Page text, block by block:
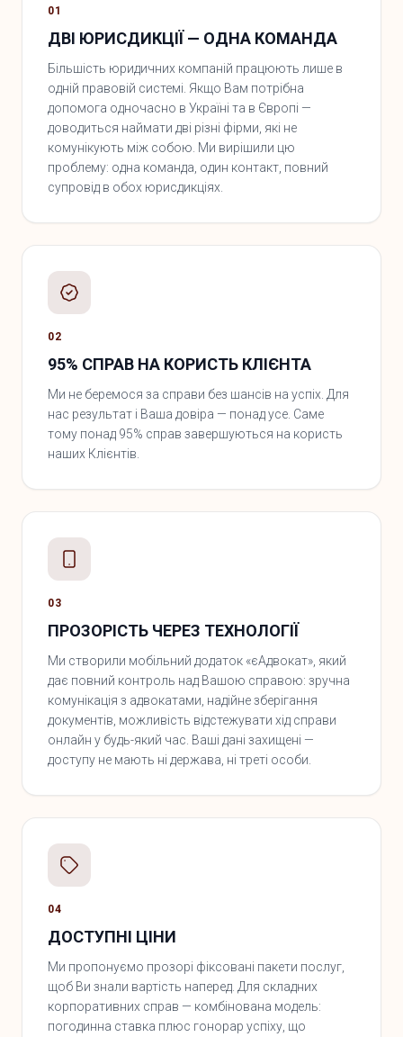
01
ДВІ ЮРИСДИКЦІЇ — ОДНА КОМАНДА
Більшість юридичних компаній працюють лише в
одній правовій системі. Якщо Вам потрібна
допомога одночасно в Україні та в Європі —
доводиться наймати дві різні фірми, які не
комунікують між собою. Ми вирішили цю
проблему: одна команда, один контакт, повний
супровід в обох юрисдикціях.
02
95% СПРАВ НА КОРИСТЬ КЛІЄНТА
Ми не беремося за справи без шансів на успіх. Для
нас результат і Ваша довіра — понад усе. Саме
тому понад 95% справ завершуються на користь
наших Клієнтів.
03
ПРОЗОРІСТЬ ЧЕРЕЗ ТЕХНОЛОГІЇ
Ми створили мобільний додаток «єАдвокат», який
дає повний контроль над Вашою справою: зручна
комунікація з адвокатами, надійне зберігання
документів, можливість відстежувати хід справи
онлайн у будь-який час. Ваші дані захищені —
доступу не мають ні держава, ні треті особи.
04
ДОСТУПНІ ЦІНИ
Ми пропонуємо прозорі фіксовані пакети послуг,
щоб Ви знали вартість наперед. Для складних
корпоративних справ — комбінована модель:
погодинна ставка плюс гонорар успіху, що